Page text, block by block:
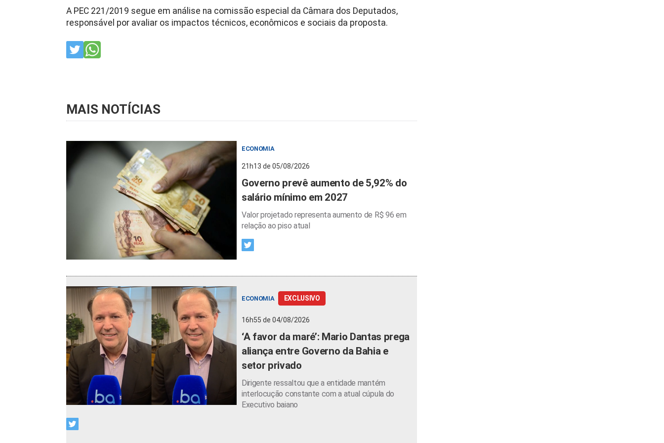
A PEC 221/2019 segue em análise na comissão especial da Câmara dos Deputados,
responsável por avaliar os impactos técnicos, econômicos e sociais da proposta.
MAIS NOTÍCIAS
ECONOMIA
21h13 de 05/08/2026
Governo prevê aumento de 5,92% do
salário mínimo em 2027
Valor projetado representa aumento de R$ 96 em
relação ao piso atual
ECONOMIA EXCLUSIVO
16h55 de 04/08/2026
‘A favor da maré’: Mario Dantas prega
aliança entre Governo da Bahia e
setor privado
Dirigente ressaltou que a entidade mantém
interlocução constante com a atual cúpula do
Executivo baiano